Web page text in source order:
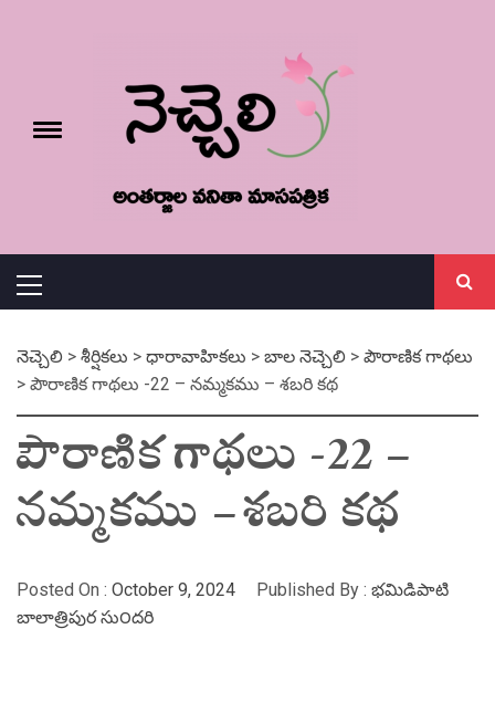
Toggle
Menu
నెచ్చెలి > శీర్షికలు > ధారావాహికలు > బాల నెచ్చెలి > పౌరాణిక గాథలు
> పౌరాణిక గాథలు -22 – నమ్మకము – శబరి కథ
పౌరాణిక గాథలు -22 –
నమ్మకము – శబరి కథ
Posted On : October 9, 2024 Published By : భమిడిపాటి
బాలాత్రిపుర సు౦దరి